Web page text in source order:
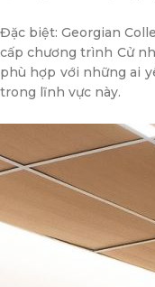
Đặc biệt: Georgian
cấp chương trình Cử
phù hợp với những ai
trong lĩnh vực này.